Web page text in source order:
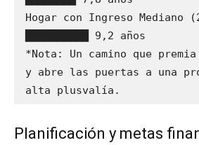
Hogar con Ingreso Mediano
██████████ 9,2 años
*Nota: Un camino que
y abre las puertas a una
Planificación y metas